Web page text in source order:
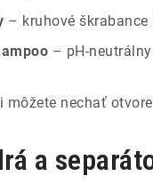
– kruhové
– pH-
môžete nechať
a